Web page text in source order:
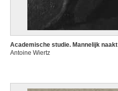
Academische studie. Mannelijk naakt
Antoine Wiertz